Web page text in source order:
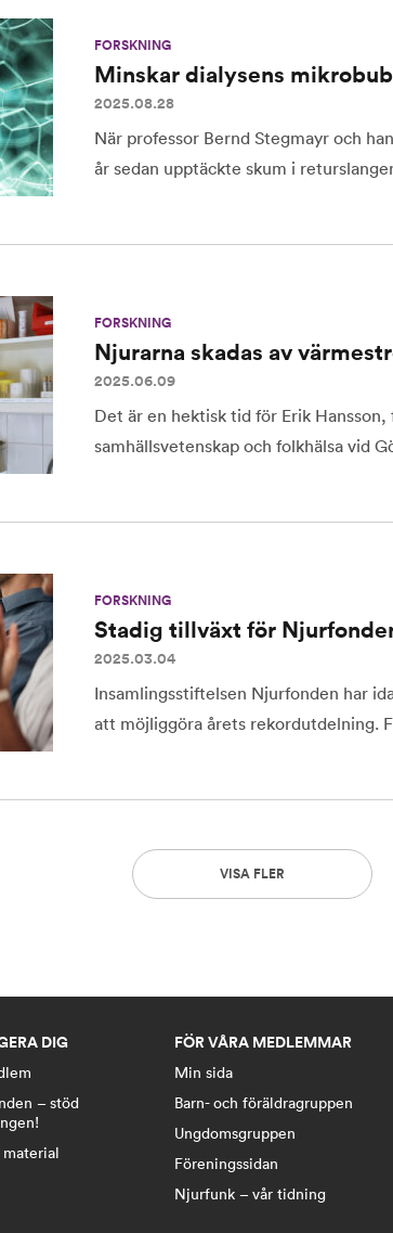
FORSKNING
Minskar dialysens
2025.08.28
När professor Bernd Stegmayr och
år sedan upptäckte skum i
FORSKNING
Njurarna skadas av
2025.06.09
Det är en hektisk tid för Erik
samhällsvetenskap och folkhälsa vid
FORSKNING
Stadig tillväxt för
2025.03.04
Insamlingsstiftelsen Njurfonden har
att möjliggöra årets rekordutdelning.
VISA FLER
DIG
– stöd
material
FÖR VÅRA MEDLEMMAR
Min sida
Barn- och föräldragruppen
Ungdomsgruppen
Föreningssidan
Njurfunk – vår tidning